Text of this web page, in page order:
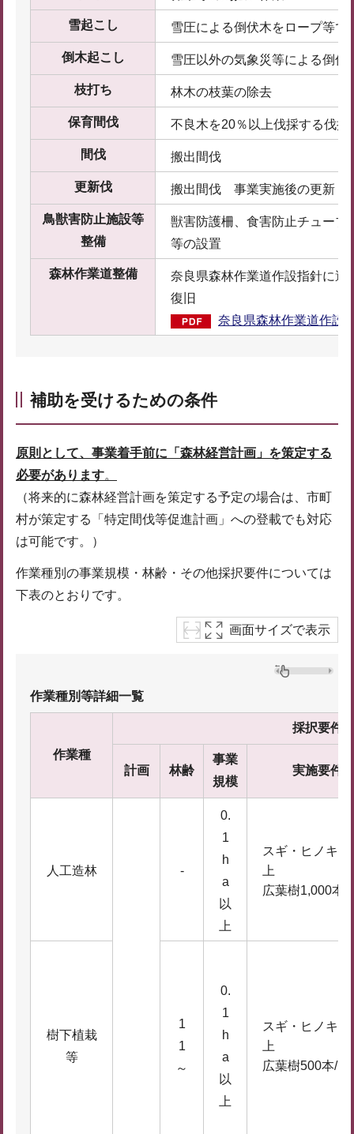
雪起こし 雪圧による倒伏木をロープ等で
倒木起こし 雪圧以外の気象災等による倒伏
枝打ち 林木の枝葉の除去
保育間伐 不良木を20％以上伐採する伐捨
間伐 搬出間伐
更新伐 搬出間伐 事業実施後の更新（
鳥獣害防止施設等
整備
獣害防護柵、食害防止チューブ
等の設置
森林作業道整備
奈良県森林作業道作設指針に適
復旧
奈良県森林作業道作設
補助を受けるための条件
原則として、事業着手前に「森林経営計画」を策定する
必要があります。
（将来的に森林経営計画を策定する予定の場合は、市町
村が策定する「特定間伐等促進計画」への登載でも対応
は可能です。）
作業種別の事業規模・林齢・その他採択要件については
下表のとおりです。
画面サイズで表示
作業種別等詳細一覧
作業種
採択要件
計画 林齢
事業
規模
実施要件
人工造林 -
0.
1
h
a
以
上
スギ・ヒノキ
上
広葉樹1,000本/
樹下植栽
等
1
1
～
0.
1
h
a
以
上
スギ・ヒノキ
上
広葉樹500本/